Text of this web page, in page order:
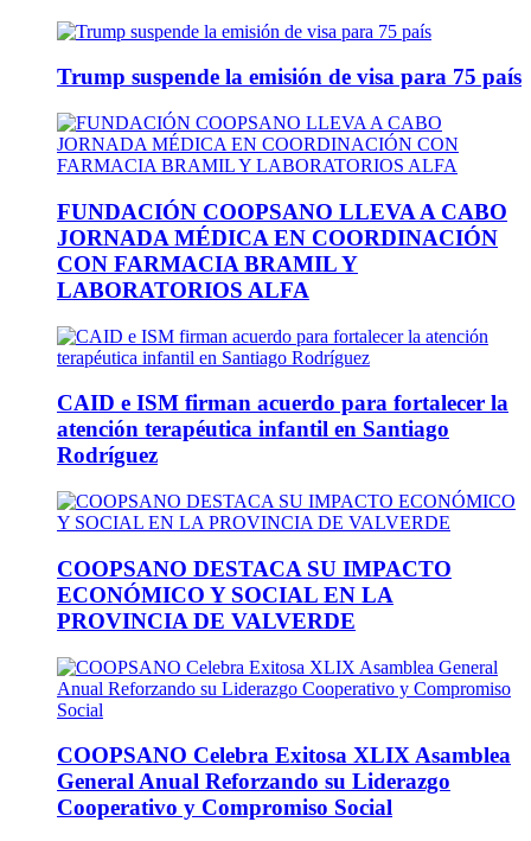
Trump suspende la emisión de visa para 75 país
FUNDACIÓN COOPSANO LLEVA A CABO
JORNADA MÉDICA EN COORDINACIÓN
CON FARMACIA BRAMIL Y
LABORATORIOS ALFA
CAID e ISM firman acuerdo para fortalecer la
atención terapéutica infantil en Santiago
Rodríguez
COOPSANO DESTACA SU IMPACTO
ECONÓMICO Y SOCIAL EN LA
PROVINCIA DE VALVERDE
COOPSANO Celebra Exitosa XLIX Asamblea
General Anual Reforzando su Liderazgo
Cooperativo y Compromiso Social